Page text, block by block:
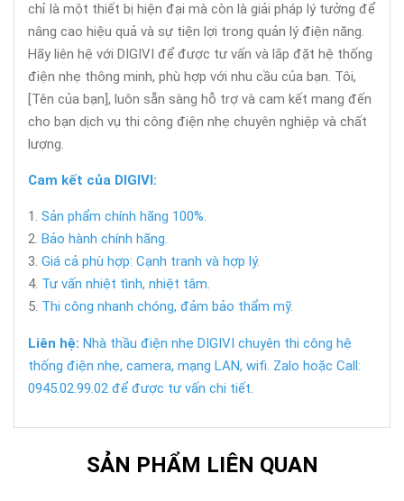
chỉ là một thiết bị hiện đại mà còn là giải pháp lý tưởng để
nâng cao hiệu quả và sự tiện lợi trong quản lý điện năng.
Hãy liên hệ với DIGIVI để được tư vấn và lắp đặt hệ thống
điện nhẹ thông minh, phù hợp với nhu cầu của bạn. Tôi,
[Tên của bạn], luôn sẵn sàng hỗ trợ và cam kết mang đến
cho bạn dịch vụ thi công điện nhẹ chuyên nghiệp và chất
lượng.
Cam kết của DIGIVI:
Sản phẩm chính hãng 100%.
Bảo hành chính hãng.
Giá cả phù hợp: Cạnh tranh và hợp lý.
Tư vấn nhiệt tình, nhiệt tâm.
Thi công nhanh chóng, đảm bảo thẩm mỹ.
Liên hệ: Nhà thầu điện nhẹ DIGIVI chuyên thi công hệ
thống điện nhẹ, camera, mạng LAN, wifi. Zalo hoặc Call:
0945.02.99.02 để được tư vấn chi tiết.
SẢN PHẨM LIÊN QUAN